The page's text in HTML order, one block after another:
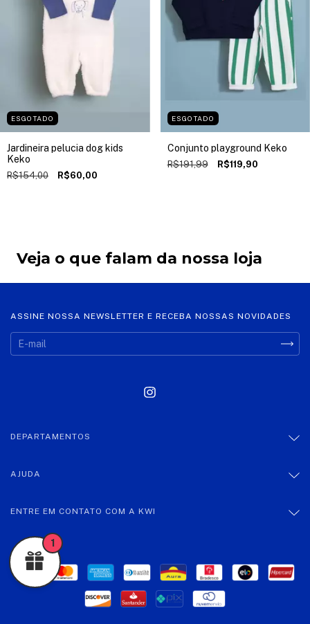
ESGOTADO
Jardineira pelucia dog kids
Keko
R$154,00 R$60,00
ESGOTADO
Conjunto playground Keko
R$191,99 R$119,90
Veja o que falam da nossa loja
ASSINE NOSSA NEWSLETTER E RECEBA NOSSAS NOVIDADES
DEPARTAMENTOS
AJUDA
ENTRE EM CONTATO COM A KWI
1